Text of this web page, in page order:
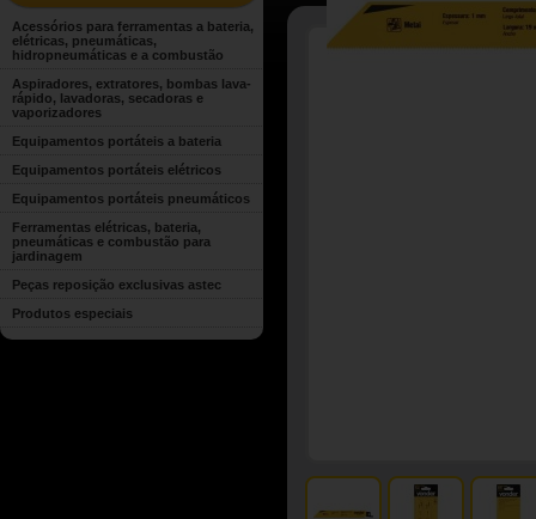
Acessórios para ferramentas a bateria,
elétricas, pneumáticas,
hidropneumáticas e a combustão
Aspiradores, extratores, bombas lava-
rápido, lavadoras, secadoras e
vaporizadores
Equipamentos portáteis a bateria
Equipamentos portáteis elétricos
Equipamentos portáteis pneumáticos
Ferramentas elétricas, bateria,
pneumáticas e combustão para
jardinagem
Peças reposição exclusivas astec
Produtos especiais